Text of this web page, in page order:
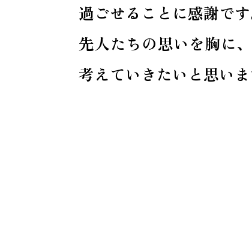
過ごせることに感謝です
先人たちの思いを胸に
考えていきたいと思いま